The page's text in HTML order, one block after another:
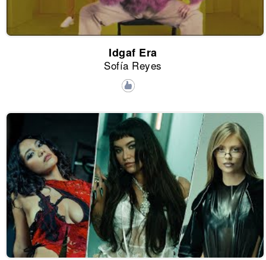
Idgaf Era
Sofía Reyes